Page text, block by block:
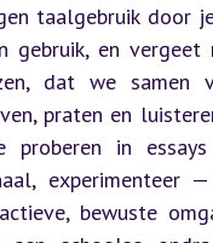
taalgebruik door
gebruik, en
dat we samen
praten en
proberen in essays
experimenteer
bewuste